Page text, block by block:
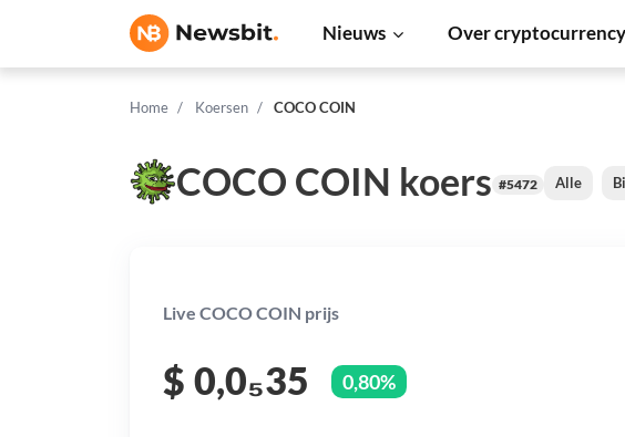
Nieuws Over cryptocurrency
Home Koersen COCO COIN
COCO COIN koers #5472 Alle
Live COCO COIN prijs
$ 0,0₅35 0,80%